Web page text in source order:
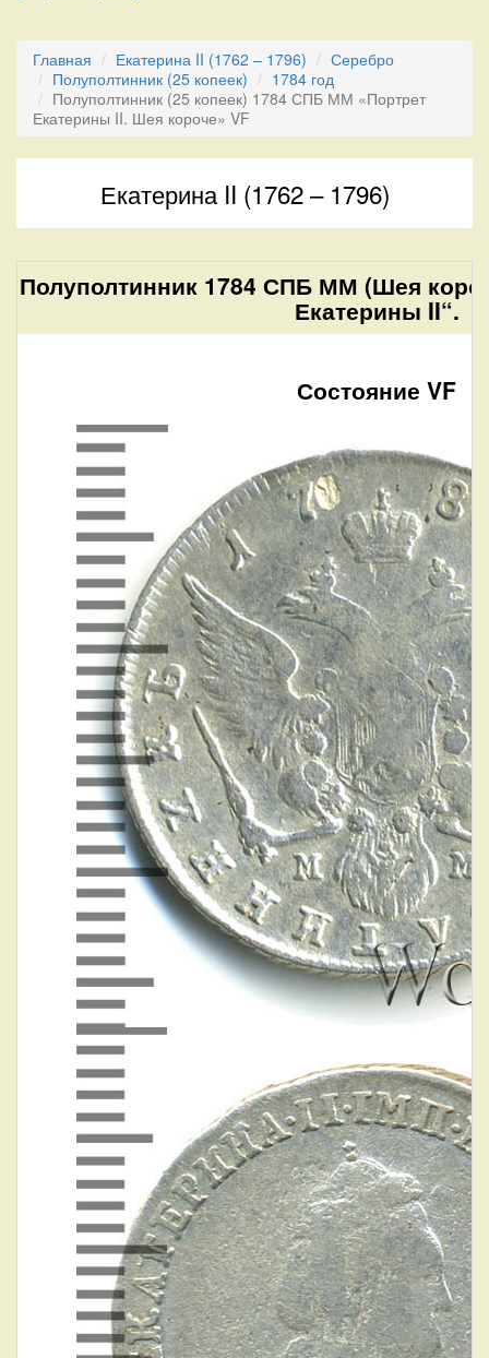
Главная Екатерина II (1762 – 1796)
Серебро
Полуполтинник (25 копеек)
1784 год
Полуполтинник (25 копеек) 1784 СПБ ММ «Портрет
Екатерины II. Шея короче» VF
Екатерина II (1762 – 1796)
Полуполтинник 1784 СПБ ММ (Шея
Екатерины II“.
Состояние VF